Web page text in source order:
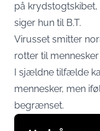
på krydstogtskibet,
siger hun til B.T.
Virusset smitter
rotter til
I sjældne tilfælde
mennesker, men
begrænset.